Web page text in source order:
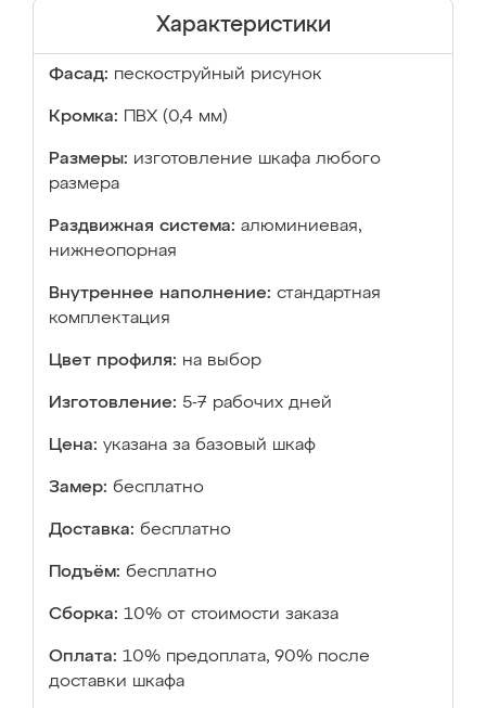
Характеристики
Фасад: пескоструйный рисунок
Кромка: ПВХ (0,4 мм)
Размеры: изготовление шкафа любого
размера
Раздвижная система: алюминиевая,
нижнеопорная
Внутреннее наполнение: стандартная
комплектация
Цвет профиля: на выбор
Изготовление: 5-7 рабочих дней
Цена: указана за базовый шкаф
Замер: бесплатно
Доставка: бесплатно
Подъём: бесплатно
Сборка: 10% от стоимости заказа
Оплата: 10% предоплата, 90% после
доставки шкафа